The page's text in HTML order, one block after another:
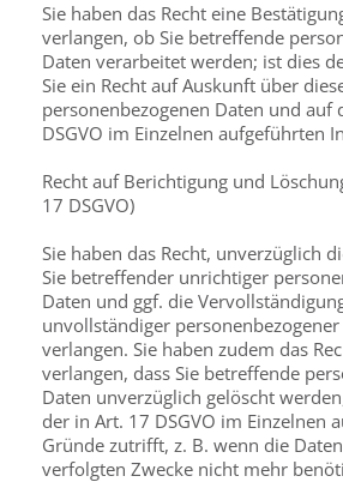
Sie haben das Recht eine
verlangen, ob Sie betreffende
Daten verarbeitet werden; ist dies
Sie ein Recht auf Auskunft über
personenbezogenen Daten und auf
DSGVO im Einzelnen aufgeführten
Recht auf Berichtigung und
17 DSGVO)
Sie haben das Recht, unverzüglich
Sie betreffender unrichtiger
Daten und ggf. die
unvollständiger personenbezogener
verlangen. Sie haben zudem das
verlangen, dass Sie betreffende
Daten unverzüglich gelöscht
der in Art. 17 DSGVO im Einzelnen
Gründe zutrifft, z. B. wenn die
verfolgten Zwecke nicht mehr